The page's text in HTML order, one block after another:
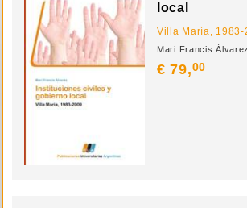
local
Villa María, 1983-
Mari Francis
€ 79,00